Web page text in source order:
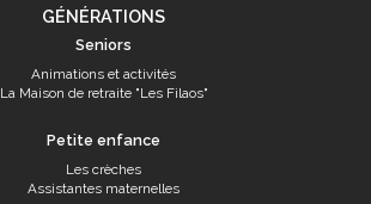
GÉNÉRATIONS
Seniors
Animations et activités
La Maison de retraite "Les Filaos"
Petite enfance
Les crèches
Assistantes maternelles